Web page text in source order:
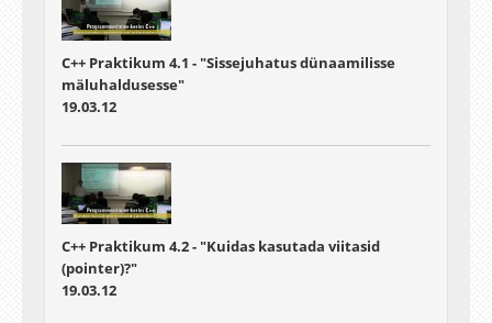
C++ Praktikum 4.1 - "Sissejuhatus dünaamilisse
mäluhaldusesse"
19.03.12
C++ Praktikum 4.2 - "Kuidas kasutada viitasid
(pointer)?"
19.03.12